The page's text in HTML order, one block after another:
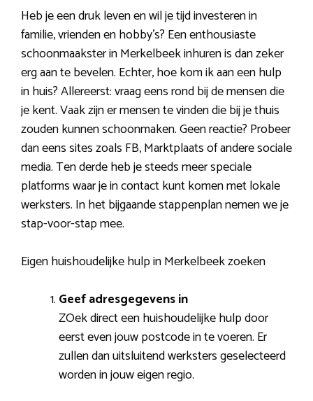
Heb je een druk leven en wil je tijd investeren in
familie, vrienden en hobby’s? Een enthousiaste
schoonmaakster in Merkelbeek inhuren is dan zeker
erg aan te bevelen. Echter, hoe kom ik aan een hulp
in huis? Allereerst: vraag eens rond bij de mensen die
je kent. Vaak zijn er mensen te vinden die bij je thuis
zouden kunnen schoonmaken. Geen reactie? Probeer
dan eens sites zoals FB, Marktplaats of andere sociale
media. Ten derde heb je steeds meer speciale
platforms waar je in contact kunt komen met lokale
werksters. In het bijgaande stappenplan nemen we je
stap-voor-stap mee.
Eigen huishoudelijke hulp in Merkelbeek zoeken
Geef adresgegevens in
ZOek direct een huishoudelijke hulp door
eerst even jouw postcode in te voeren. Er
zullen dan uitsluitend werksters geselecteerd
worden in jouw eigen regio.